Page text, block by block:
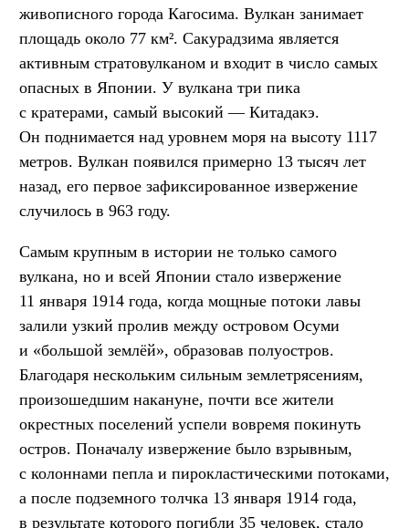
живописного города Кагосима. Вулкан занимает
площадь около 77 км². Сакурадзима является
активным стратовулканом и входит в число самых
опасных в Японии. У вулкана три пика
с кратерами, самый высокий — Китадакэ.
Он поднимается над уровнем моря на высоту 1117
метров. Вулкан появился примерно 13 тысяч лет
назад, его первое зафиксированное извержение
случилось в 963 году.
Самым крупным в истории не только самого
вулкана, но и всей Японии стало извержение
11 января 1914 года, когда мощные потоки лавы
залили узкий пролив между островом Осуми
и «большой землёй», образовав полуостров.
Благодаря нескольким сильным землетрясениям,
произошедшим накануне, почти все жители
окрестных поселений успели вовремя покинуть
остров. Поначалу извержение было взрывным,
с колоннами пепла и пирокластическими потоками,
а после подземного толчка 13 января 1914 года,
в результате которого погибли 35 человек, стало